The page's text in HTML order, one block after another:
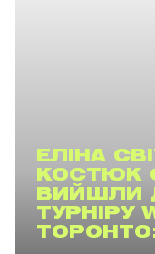
ЕЛІНА
КОСТЮК
ВИЙШЛИ
ТУРНІРУ